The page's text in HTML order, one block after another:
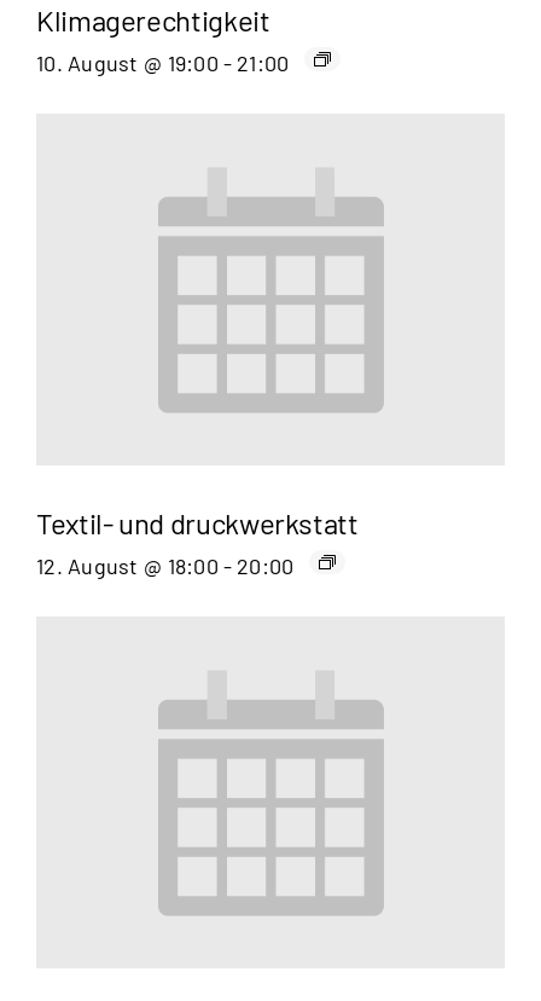
Klimagerechtigkeit
10. August @ 19:00 - 21:00
Textil- und druckwerkstatt
12. August @ 18:00 - 20:00